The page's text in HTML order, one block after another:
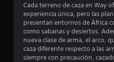
Cada terreno de caza en Way
experiencia única, pero las
presentan entornos de África
como sabanas y desiertos.
nueva clase de arma, el arco,
caza diferente respecto a las
siempre con precaución,